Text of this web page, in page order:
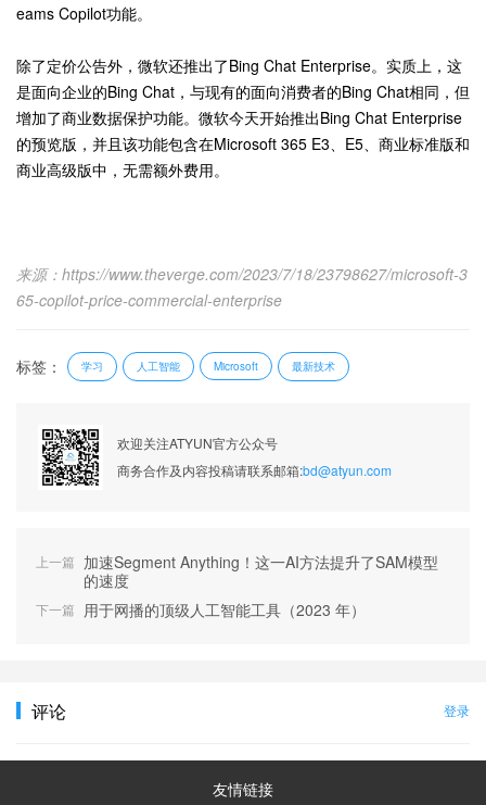
eams Copilot功能。
除了定价公告外，微软还推出了Bing Chat Enterprise。实质上，这
是面向企业的Bing Chat，与现有的面向消费者的Bing Chat相同，但
增加了商业数据保护功能。微软今天开始推出Bing Chat Enterprise
的预览版，并且该功能包含在Microsoft 365 E3、E5、商业标准版和
商业高级版中，无需额外费用。
来源：https://www.theverge.com/2023/7/18/23798627/microsoft-3
65-copilot-price-commercial-enterprise
标签： 学习 人工智能 Microsoft 最新技术
欢迎关注ATYUN官方公众号
商务合作及内容投稿请联系邮箱:bd@atyun.com
上一篇 加速Segment Anything！这一AI方法提升了SAM模型
的速度
下一篇 用于网播的顶级人工智能工具（2023 年）
评论 登录
友情链接